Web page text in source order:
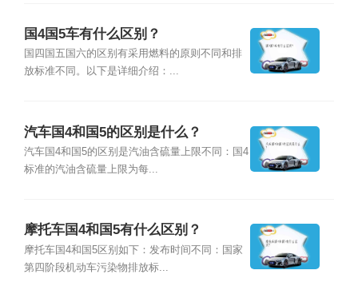
国4国5车有什么区别？
国四国五国六的区别有采用燃料的原则不同和排
放标准不同。以下是详细介绍：...
汽车国4和国5的区别是什么？
汽车国4和国5的区别是汽油含硫量上限不同：国4
标准的汽油含硫量上限为每...
摩托车国4和国5有什么区别？
摩托车国4和国5区别如下：发布时间不同：国家
第四阶段机动车污染物排放标...